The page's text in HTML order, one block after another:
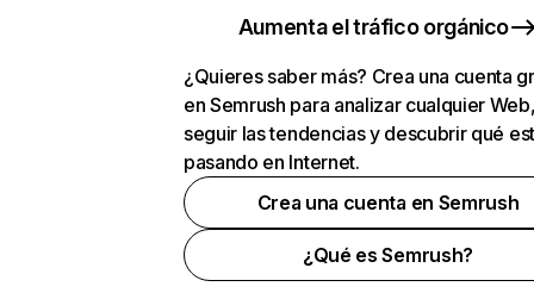
Aumenta el tráfico orgánico
¿Quieres saber más? Crea una cuenta
en Semrush para analizar cualquier
seguir las tendencias y descubrir qué
pasando en Internet.
Crea una cuenta en Semrush
¿Qué es Semrush?